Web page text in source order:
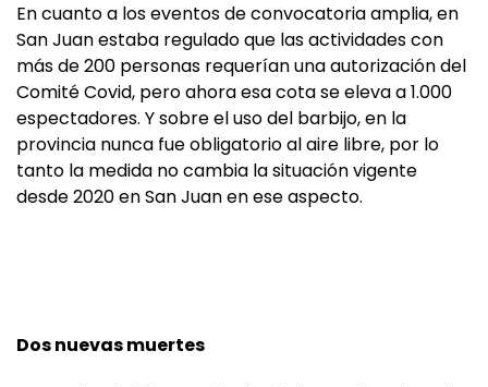
En cuanto a los eventos de convocatoria amplia, en
San Juan estaba regulado que las actividades con
más de 200 personas requerían una autorización del
Comité Covid, pero ahora esa cota se eleva a 1.000
espectadores. Y sobre el uso del barbijo, en la
provincia nunca fue obligatorio al aire libre, por lo
tanto la medida no cambia la situación vigente
desde 2020 en San Juan en ese aspecto.
Dos nuevas muertes